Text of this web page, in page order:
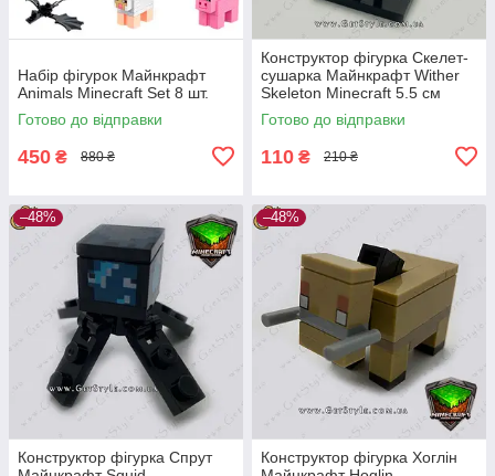
Набір фігурок Майнкрафт
Animals Minecraft Set 8 шт.
Готово до відправки
450 ₴ 880 ₴
Конструктор фігурка Скелет-
сушарка Майнкрафт Wither
Skeleton Minecraft 5.5 см
Готово до відправки
110 ₴ 210 ₴
–48%
Конструктор фігурка Спрут
–48%
Конструктор фігурка Хоглін